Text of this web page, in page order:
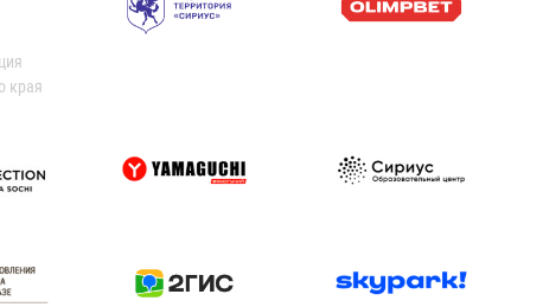
края